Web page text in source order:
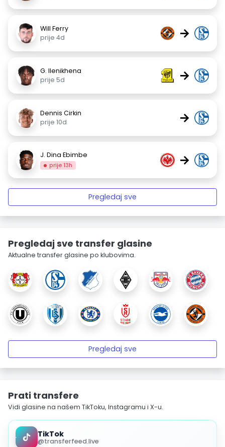
Will Ferry
prije 4d
→
G. Ilenikhena
prije 5d
→
Dennis Cirkin
prije 10d
→
J. Dina Ebimbe
prije 13h →
Pregledaj sve
Pregledaj sve transfer glasine
Aktualne transfer glasine po klubovima.
Pregledaj sve
Prati transfere
Vidi glasine na našem TikToku, Instagramu i X-u.
TikTok
@transferfeed.live